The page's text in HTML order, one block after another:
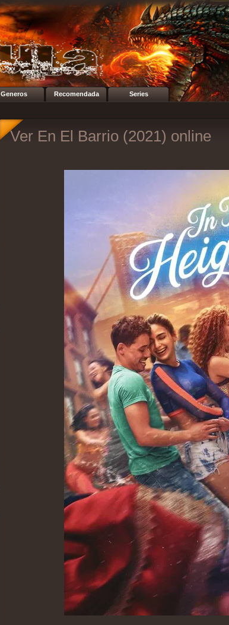
Generos Recomendada Series
Ver En El Barrio (2021) online